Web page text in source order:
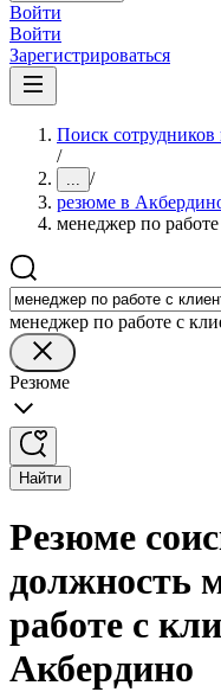
Войти
Войти
Зарегистрироваться
Поиск
/
... /
резюме в
менеджер по
менеджер по работе с
Резюме
Найти
Резюме
должность
работе с
Акбердино